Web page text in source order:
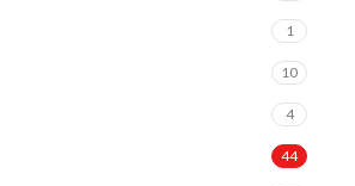
1
10
4
44